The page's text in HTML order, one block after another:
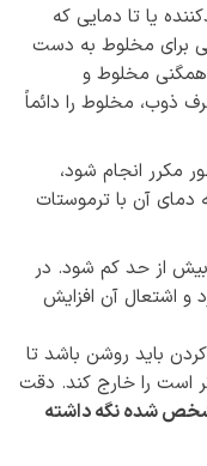
یا تا دمایی که
برای مخلوط به دست
همگنی مخلوط و
ذوب، مخلوط را دائماً
مکرر انجام شود،
آن با ترموستات
از حد کم شود. در
اشتعال آن افزایش
باید روشن باشد تا
است را خارج کند. دقت
شده نگه داشته